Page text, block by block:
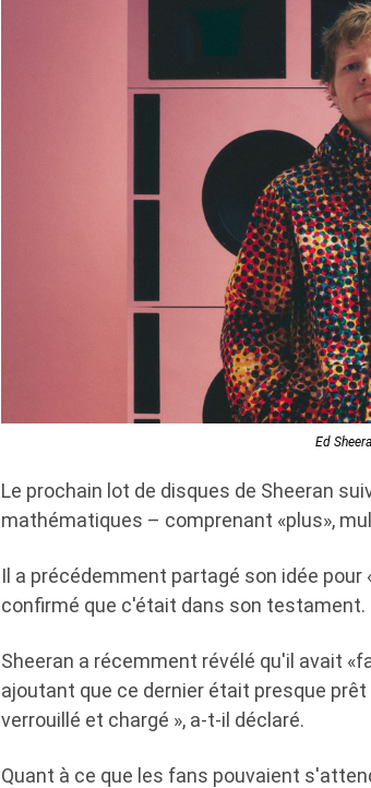
Ed
Le prochain lot de disques de Sheeran
mathématiques – comprenant «plus»,
Il a précédemment partagé son idée
confirmé que c'était dans son testament.
Sheeran a récemment révélé qu'il avait
ajoutant que ce dernier était presque
verrouillé et chargé », a-t-il déclaré.
Quant à ce que les fans pouvaient